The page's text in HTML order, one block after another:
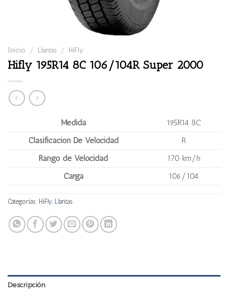
Inicio / Llantas / HiFly
Hifly 195R14 8C 106/104R Super 2000
Medida
195R14 8C
Clasificación De Velocidad
R
Rango de Velocidad
170 km/h
Carga
106/104
Categorías: HiFly, Llantas
Descripción